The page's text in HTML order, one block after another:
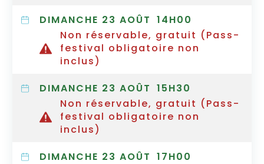
DIMANCHE 23 AOÛT 14H00
Non réservable, gratuit (Pass-
festival obligatoire non
inclus)
DIMANCHE 23 AOÛT 15H30
Non réservable, gratuit (Pass-
festival obligatoire non
inclus)
DIMANCHE 23 AOÛT 17H00